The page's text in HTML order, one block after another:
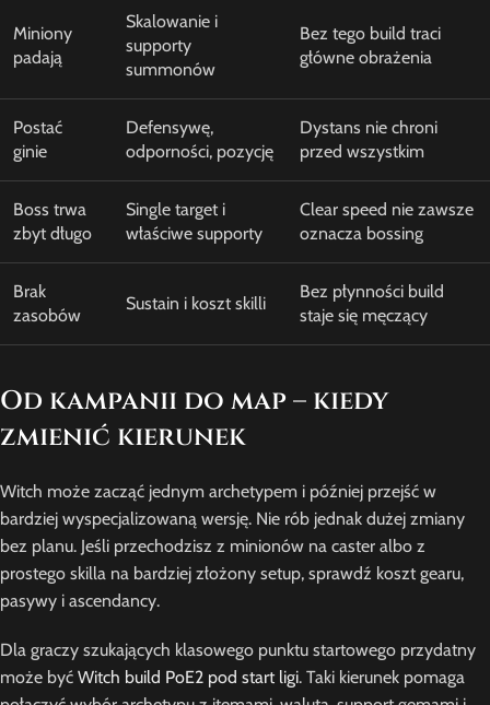
Miniony
padają
Skalowanie i
supporty
summonów
Bez tego build traci
główne obrażenia
Postać
ginie
Defensywę,
odporności, pozycję
Dystans nie chroni
przed wszystkim
Boss trwa
zbyt długo
Single target i
właściwe supporty
Clear speed nie zawsze
oznacza bossing
Brak
zasobów
Sustain i koszt skilli
Bez płynności build
staje się męczący
Od kampanii do map – kiedy
zmienić kierunek
Witch może zacząć jednym archetypem i później przejść w
bardziej wyspecjalizowaną wersję. Nie rób jednak dużej zmiany
bez planu. Jeśli przechodzisz z minionów na caster albo z
prostego skilla na bardziej złożony setup, sprawdź koszt gearu,
pasywy i ascendancy.
Dla graczy szukających klasowego punktu startowego przydatny
może być Witch build PoE2 pod start ligi. Taki kierunek pomaga